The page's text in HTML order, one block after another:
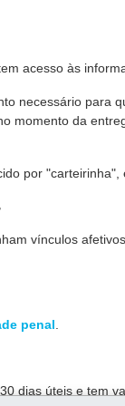
acesso às
necessário para
momento da
por
vínculos
penal
dias úteis e tem